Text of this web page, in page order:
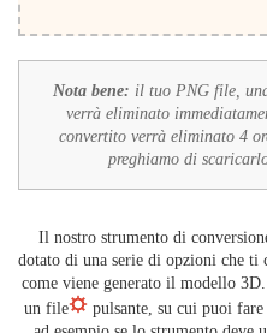
Nota bene: il tuo PNG file,
verrà eliminato
convertito verrà eliminato 4
preghiamo di
Il nostro strumento di
dotato di una serie di opzioni che
come viene generato il modello
un file
pulsante, su cui puoi